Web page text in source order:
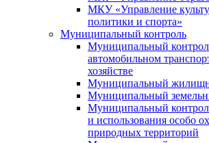
МКУ «Управление
политики и спорта»
Муниципальный контроль
Муниципальный
автомобильном
хозяйстве
Муниципальный
Муниципальный
Муниципальный
и использования особо
природных территорий